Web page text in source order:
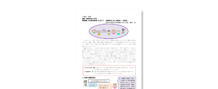
は、5円玉の重さを上皿天秤と分銅を使って
はかってみるという場面を取り上げます。5
円玉の重さ3.75gを、1g、0.1g、0.01gの分
銅で表したり、分銅の組み合わせを変えて
も3.75gになることを示したりして、小数の
仕組みへの関心を高めることを意図してい